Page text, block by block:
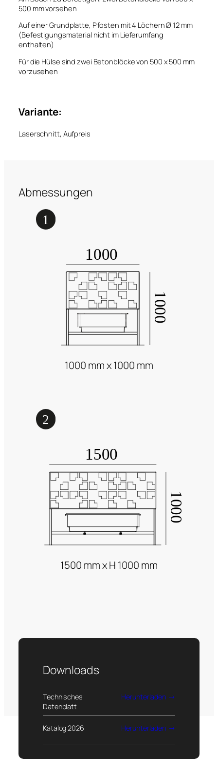
500 mm vorsehen
Auf einer Grundplatte, Pfosten mit 4 Löchern Ø 12 mm
(Befestigungsmaterial nicht im Lieferumfang
enthalten)
Für die Hülse sind zwei Betonblöcke von 500 x 500 mm
vorzusehen
Variante:
Laserschnitt, Aufpreis
Abmessungen
1000 mm x 1000 mm
1500 mm x H 1000 mm
Downloads
Technisches
Datenblatt
Herunterladen
Katalog 2026 Herunterladen